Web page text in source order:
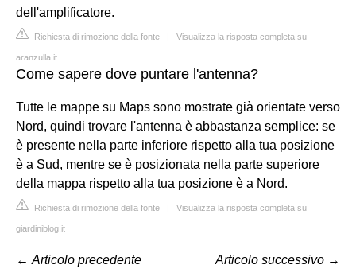
dell'amplificatore.
Richiesta di rimozione della fonte | Visualizza la risposta completa su
aranzulla.it
Come sapere dove puntare l'antenna?
Tutte le mappe su Maps sono mostrate già orientate verso
Nord, quindi trovare l'antenna è abbastanza semplice: se
è presente nella parte inferiore rispetto alla tua posizione
è a Sud, mentre se è posizionata nella parte superiore
della mappa rispetto alla tua posizione è a Nord.
Richiesta di rimozione della fonte | Visualizza la risposta completa su
giardiniblog.it
← Articolo precedente
Articolo successivo →